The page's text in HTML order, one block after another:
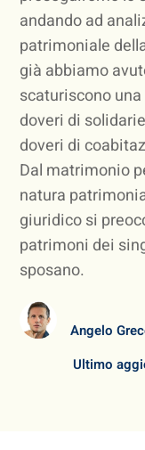
andando ad
patrimoniale
già abbiamo
scaturiscono
doveri di
doveri di
Dal matrimonio
natura
giuridico si
patrimoni dei
sposano.
Angelo
Ultimo